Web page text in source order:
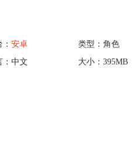
安卓
类型：角色
：中文 大小：395MB